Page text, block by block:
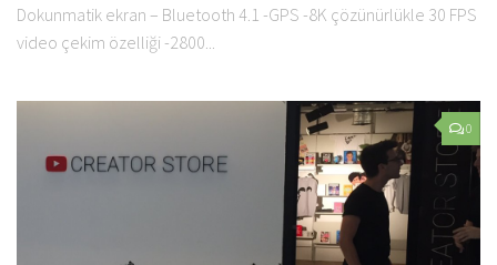
Dokunmatik ekran – Bluetooth 4.1 -GPS -8K çözünürlükle 30 FPS
video çekim özelliği -2800...
0